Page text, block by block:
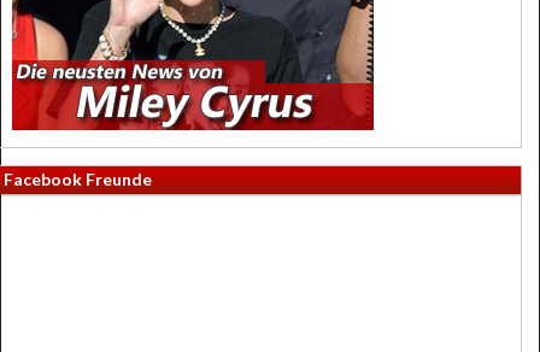
Facebook Freunde